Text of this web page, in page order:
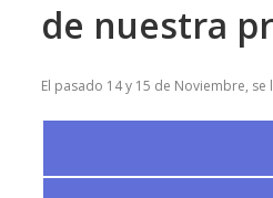
de nuestra
El pasado 14 y 15 de Noviembre,